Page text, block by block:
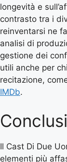
longevità e
contrasto tra i
reinventarsi ne
analisi di
gestione dei
utili anche per
recitazione,
IMDb.
Il Cast Di Due
elementi più